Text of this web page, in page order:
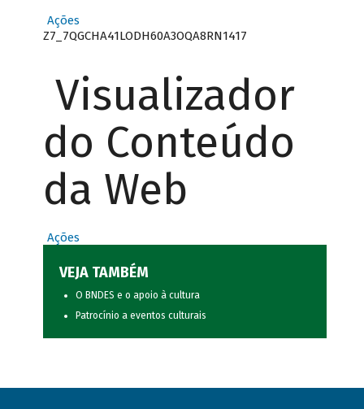
Ações
Z7_7QGCHA41LODH60A3OQA8RN1417
Visualizador
do Conteúdo
da Web
Ações
VEJA TAMBÉM
O BNDES e o apoio à cultura
Patrocínio a eventos culturais